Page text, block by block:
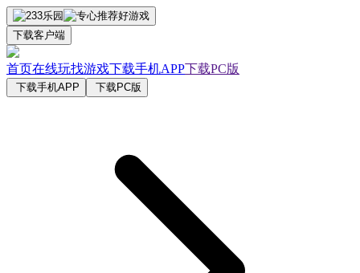
下载客户端
首页在线玩找游戏下载手机APP下载PC版
下载手机APP 下载PC版